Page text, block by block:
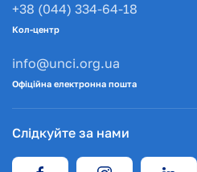
+38 (044) 334-64-18
Кол-центр
info@unci.org.ua
Офіційна електронна пошта
Слідкуйте за нами